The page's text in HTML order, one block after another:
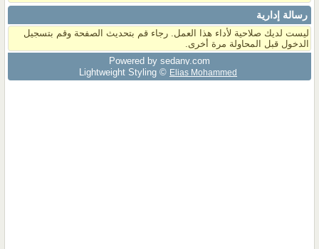
رسالة إدارية
ليست لديك صلاحية لأداء هذا العمل. رجاء قم بتحديث الصفحة وقم بتسجيل
الدخول قبل المحاولة مرة أخرى.
Powered by sedany.com
Lightweight Styling © Elias Mohammed